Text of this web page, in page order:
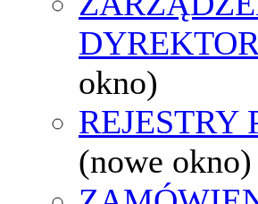
okno)
REJESTRY
(nowe okno)